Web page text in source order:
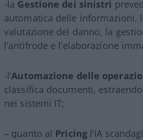
-la Gestione dei sinistri
automatica delle informazioni,
valutazione del danno, la
l’antifrode e l’elaborazione
-l’Automazione delle
classifica documenti,
nei sistemi IT;
– quanto al Pricing l’IA